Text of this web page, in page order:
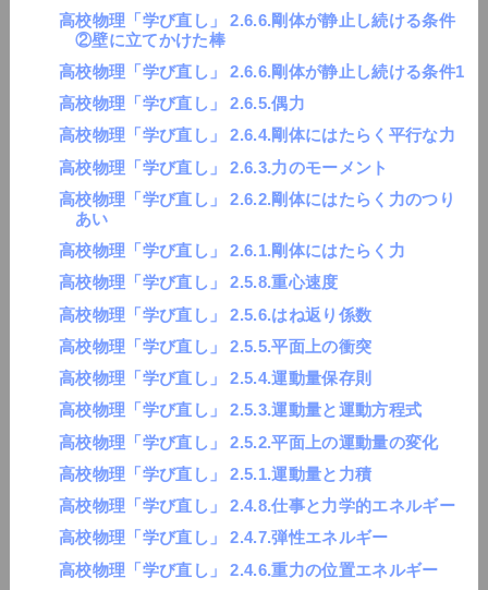
高校物理「学び直し」 2.6.6.剛体が静止し続ける条件
②壁に立てかけた棒
高校物理「学び直し」 2.6.6.剛体が静止し続ける条件1
高校物理「学び直し」 2.6.5.偶力
高校物理「学び直し」 2.6.4.剛体にはたらく平行な力
高校物理「学び直し」 2.6.3.力のモーメント
高校物理「学び直し」 2.6.2.剛体にはたらく力のつり
あい
高校物理「学び直し」 2.6.1.剛体にはたらく力
高校物理「学び直し」 2.5.8.重心速度
高校物理「学び直し」 2.5.6.はね返り係数
高校物理「学び直し」 2.5.5.平面上の衝突
高校物理「学び直し」 2.5.4.運動量保存則
高校物理「学び直し」 2.5.3.運動量と運動方程式
高校物理「学び直し」 2.5.2.平面上の運動量の変化
高校物理「学び直し」 2.5.1.運動量と力積
高校物理「学び直し」 2.4.8.仕事と力学的エネルギー
高校物理「学び直し」 2.4.7.弾性エネルギー
高校物理「学び直し」 2.4.6.重力の位置エネルギー